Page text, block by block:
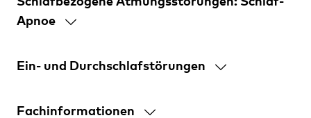
Apnoe
Ein- und Durchschlafstörungen
Fachinformationen